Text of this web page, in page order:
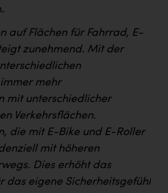
auf Flächen für Fahrrad, E-
zunehmend. Mit der
mehr
mit unterschiedlicher
Verkehrsflächen.
die mit E-Bike und E-Roller
mit höheren
Dies erhöht das
das eigene Sicherheitsgefühl